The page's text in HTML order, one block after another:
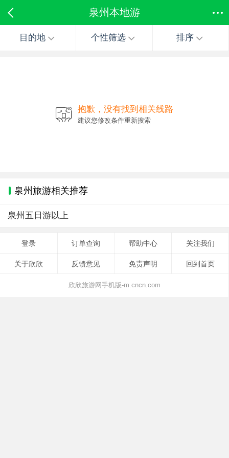
泉州本地游
目的地 个性筛选 排序
抱歉，没有找到相关线路
建议您修改条件重新搜索
泉州旅游相关推荐
泉州五日游以上
登录 订单查询 帮助中心 关注我们
关于欣欣 反馈意见 免责声明 回到首页
欣欣旅游网手机版-m.cncn.com